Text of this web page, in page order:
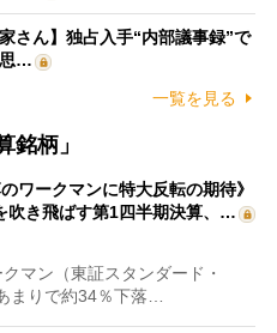
さん】独占入手“内部議事録”で
思…
一覧を見る
銘柄」
ワークマンに特大反転の期待》
吹き飛ばす第1四半期決算、…
マン（東証スタンダード・
まりで約34％下落…